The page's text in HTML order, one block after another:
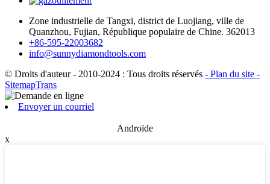
Zone industrielle de Tangxi, district de Luojiang, ville de
Quanzhou, Fujian, République populaire de Chine. 362013
+86-595-22003682
info@sunnydiamondtools.com
© Droits d'auteur - 2010-2024 : Tous droits réservés - Plan du site -
SitemapTrans
Envoyer un courriel
Androïde
x